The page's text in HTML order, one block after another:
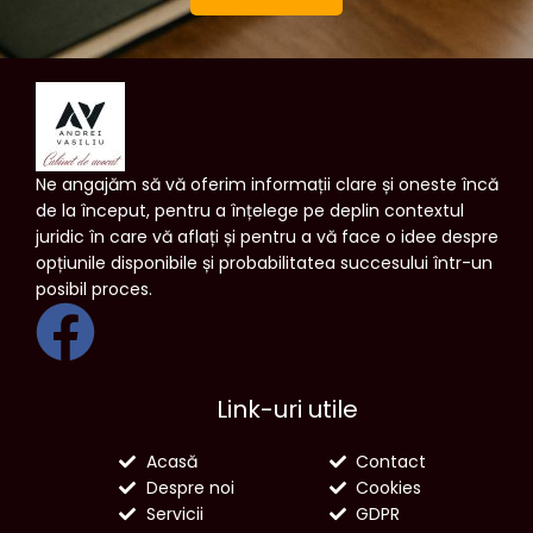
Ne angajăm să vă oferim informații clare și oneste încă
de la început, pentru a înțelege pe deplin contextul
juridic în care vă aflați și pentru a vă face o idee despre
opțiunile disponibile și probabilitatea succesului într-un
posibil proces.
Link-uri utile
Acasă
Despre noi
Servicii
Contact
Cookies
GDPR